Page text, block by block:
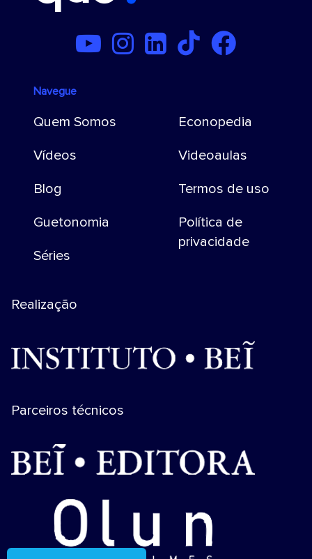
Navegue
Quem Somos
Vídeos
Blog
Guetonomia
Séries
Econopedia
Videoaulas
Termos de uso
Política de
privacidade
Realização
Parceiros técnicos